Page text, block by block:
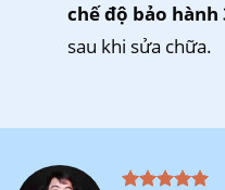
chế độ bảo hành
sau khi sửa chữa.